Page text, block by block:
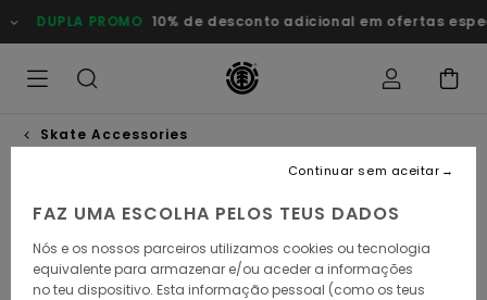
para
a
DUPLA PROMO 10% de desconto adicional em ofertas
Skate Accessories
FAZ UMA ESCOLHA PELOS TEUS DADOS
Nós e os nossos parceiros utilizamos cookies ou tecnologia
equivalente para armazenar e/ou aceder a informações
no teu dispositivo. Esta informação pessoal (como os teus
Continuar sem aceitar